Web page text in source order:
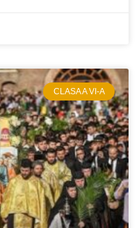
CLASA A VI-A